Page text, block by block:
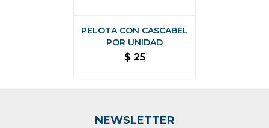
PELOTA CON CASCABEL
POR UNIDAD
$ 25
NEWSLETTER